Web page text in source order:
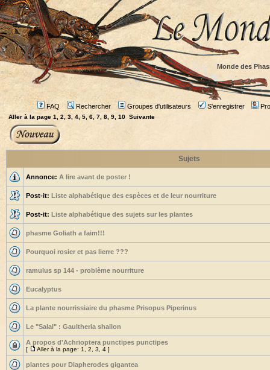
Monde des
FAQ Rechercher Groupes d'utilisateurs S'enregistrer
Aller à la page 1 2 3 4, 5 6 7 8 9 10 Suivante
Sujets
Annonce: A lire avant de poster !
Post-it: Liste alphabétique des espèces et de leur nourriture
Post-it: Liste alphabétique des sujets sur les plantes
phasme Goliath a faim!!!
Pourquoi rosier et pas lierre ???
ramulus sp 144 - problème nourriture
Eucalyptus
La plante nourrissiaire du phasme Prisopus Piperinus
Le "Salal" : Gaultheria shallon
A propos d'Achrioptera punctipes punctipes
[ Aller à la page: 1 2 3 4 ]
plantes pour Diapherodes gigantea